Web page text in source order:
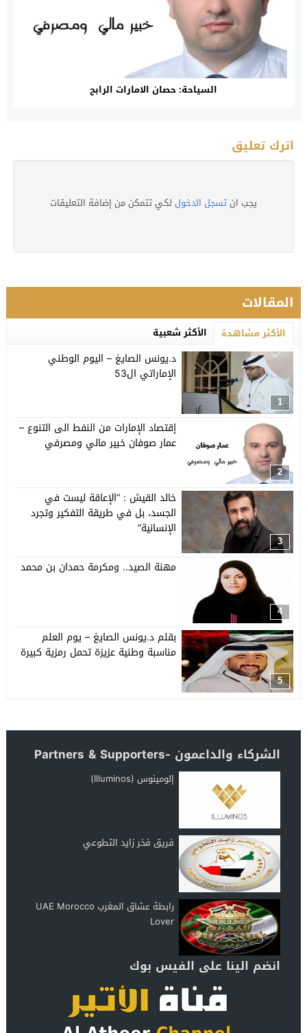
السياحة: حصان الامارات الرابح
اترك تعليق
يجب ان تسجل الدخول لكي تتمكن من إضافة التعليقات
المقالات
الأكثر مشاهدة الأكثر شعبية
1
د.يونس الصايغ – اليوم الوطني
الإماراتي ال53
2
إقتصاد الإمارات من النفط الى التنوع –
عمار صوفان خبير مالي ومصرفي
3
خالد القيش : “الإعاقة ليست في
الجسد، بل في طريقة التفكير وتجرد
الإنسانية”
4
مهنة الصيد.. ومكرمة حمدان بن محمد
5
بقلم د.يونس الصايغ – يوم العلم
مناسبة وطنية عزيزة تحمل رمزية كبيرة
الشركاء والداعمون -Partners & Supporters
إلومينوس (Illuminos)
فريق فخر زايد التطوعي
رابطة عشاق المغرب UAE Morocco
Lover
انضم الينا على الفيس بوك